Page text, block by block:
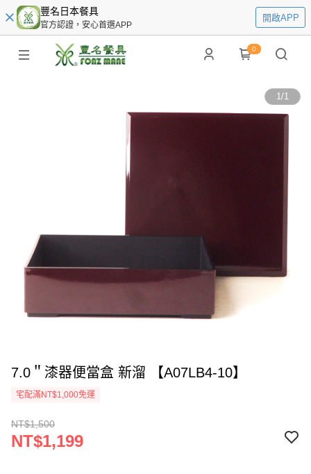
豐名日本餐具
官方認證，安心首選APP
開啟APP
0
1/1
7.0＂漆器便當盒 新溜 【A07LB4-10】
宅配滿NT$1,000免運
NT$1,500
NT$1,199